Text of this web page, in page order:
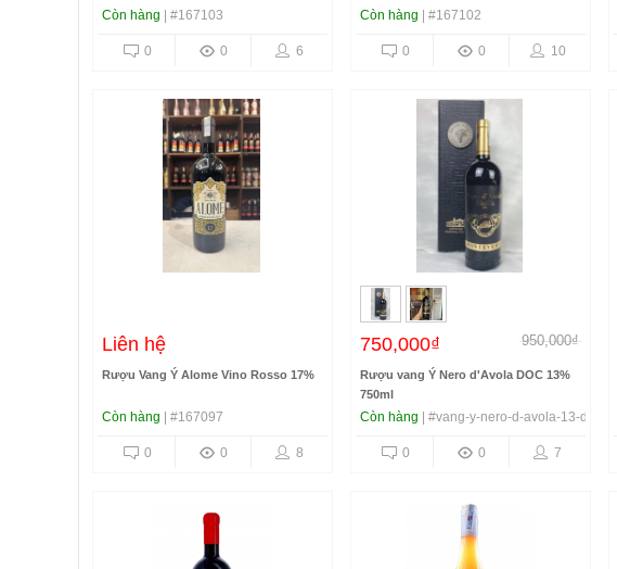
Còn hàng | #167103
6
0
0
Còn hàng | #167102
10
0
0
Liên hệ
Rượu Vang Ý Alome Vino Rosso 17%
Còn hàng | #167097
8
0
0
750,000₫ 950,000₫
Rượu vang Ý Nero d'Avola DOC 13%
750ml
Còn hàng | #vang-y-nero-d-avola-13-do
7
0
0